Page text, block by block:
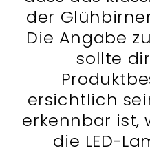
der
Die Angabe
sollte
ersichtlich
erkennbar ist,
die LED-